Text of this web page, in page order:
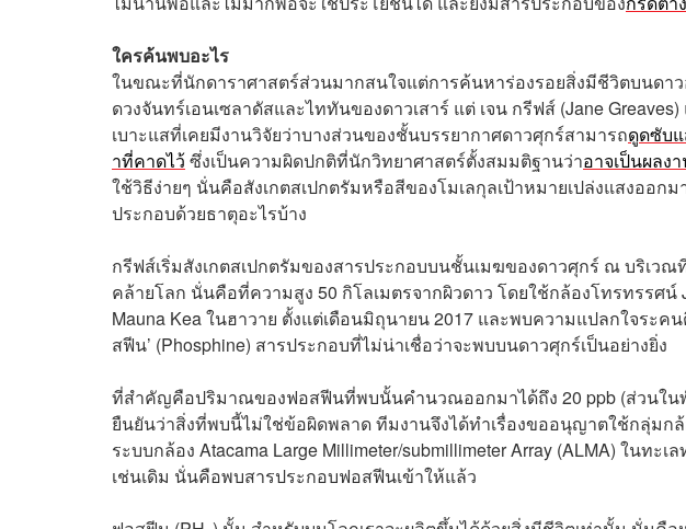
ใครค้นพบอะไร
ในขณะที่นักดาราศาสตร์ส่วนมากสนใจแต่การค้นหาร่องรอยสิ่งมีชีวิตบนดา
ดวงจันทร์เอนเซลาดัสและไททันของดาวเสาร์ แต่ เจน กรีฟส์ (Jane
เบาะแสที่เคยมีงานวิจัยว่าบางส่วนของชั้นบรรยากาศดาวศุกร์สามารถดูดซับแ
าที่คาดไว้ซึ่งเป็นความผิดปกติที่นักวิทยาศาสตร์ตั้งสมมติฐานว่าอาจเป็นผลง
ใช้วิธีง่ายๆ นั่นคือสังเกตสเปกตรัมหรือสีของโมเลกุลเป้าหมายเปล่งแสงออก
ประกอบด้วยธาตุอะไรบ้าง
กรีฟส์เริ่มสังเกตสเปกตรัมของสารประกอบบนชั้นเมฆของดาวศุกร์ ณ บริเ
คล้ายโลก นั่นคือที่ความสูง 50 กิโลเมตรจากผิวดาว โดยใช้กล้องโทรทรรศน์
Mauna Kea ในฮาวาย ตั้งแต่เดือนมิถุนายน 2017 และพบความแปลกใจระค
สฟีน’ (Phosphine) สารประกอบที่ไม่น่าเชื่อว่าจะพบบนดาวศุกร์เป็นอย่างยิ่ง
ที่สำคัญคือปริมาณของฟอสฟีนที่พบนั้นคำนวณออกมาได้ถึง 20 ppb (ส่วนใน
ยืนยันว่าสิ่งที่พบนี้ไม่ใช่ข้อผิดพลาด ทีมงานจึงได้ทำเรื่องขออนุญาตใช้กลุ่ม
ระบบกล้อง Atacama Large Millimeter/submillimeter Array (ALMA) ในทะ
เช่นเดิม นั่นคือพบสารประกอบฟอสฟีนเข้าให้แล้ว